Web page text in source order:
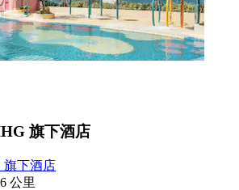
旗下酒店
旗下酒店
公里